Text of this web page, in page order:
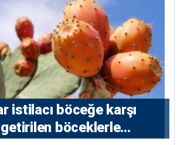
istilacı böceğe karşı
getirilen böceklerle